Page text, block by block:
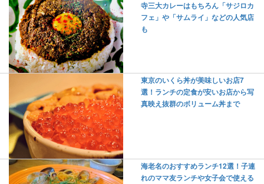
寺三大カレーはもちろん「サジロカ
フェ」や「サムライ」などの人気店
も
東京のいくら丼が美味しいお店7
選！ランチの定食が安いお店から写
真映え抜群のボリューム丼まで
海老名のおすすめランチ12選！子連
れのママ友ランチや女子会で使える